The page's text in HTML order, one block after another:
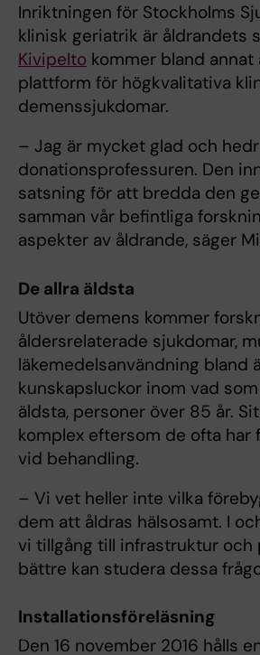
Inriktningen för Stockholms
klinisk geriatrik är åldrandets
Kivipelto kommer bland
plattform för högkvalitativa
demenssjukdomar.
– Jag är mycket glad och
donationsprofessuren. Den
satsning för att bredda den
samman vår befintliga
aspekter av åldrande, säger
De allra äldsta
Utöver demens kommer
åldersrelaterade sjukdomar,
läkemedelsanvändning bland
kunskapsluckor inom vad
äldsta, personer över 85 år.
komplex eftersom de ofta
vid behandling.
– Vi vet heller inte vilka
dem att åldras hälsosamt. I
vi tillgång till infrastruktur
bättre kan studera dessa
Installationsföreläsning
Den 16 november 2016 hålls